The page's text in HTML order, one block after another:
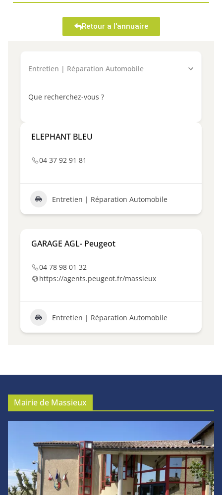
Retour a l'annuaire
Entretien | Réparation Automobile
Que recherchez-vous ?
ELEPHANT BLEU
04 37 92 91 81
Entretien | Réparation Automobile
GARAGE AGL- Peugeot
04 78 98 01 32
https://agents.peugeot.fr/massieux
Entretien | Réparation Automobile
Mairie de Massieux